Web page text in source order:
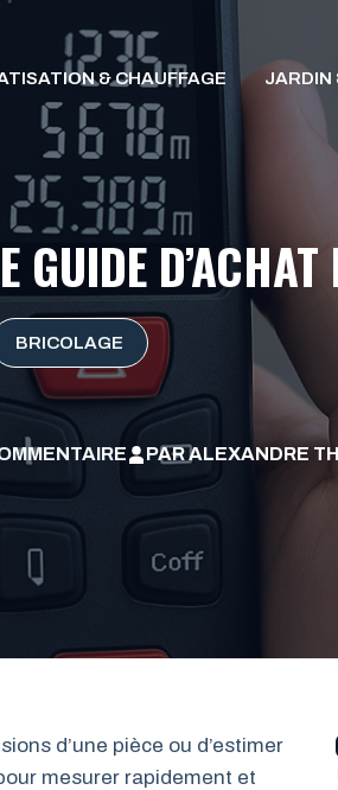
& CHAUFFAGE JARDIN
BRICOLAGE
PARALEXANDRE
d’une pièce ou d’estimer
mesurer rapidement et